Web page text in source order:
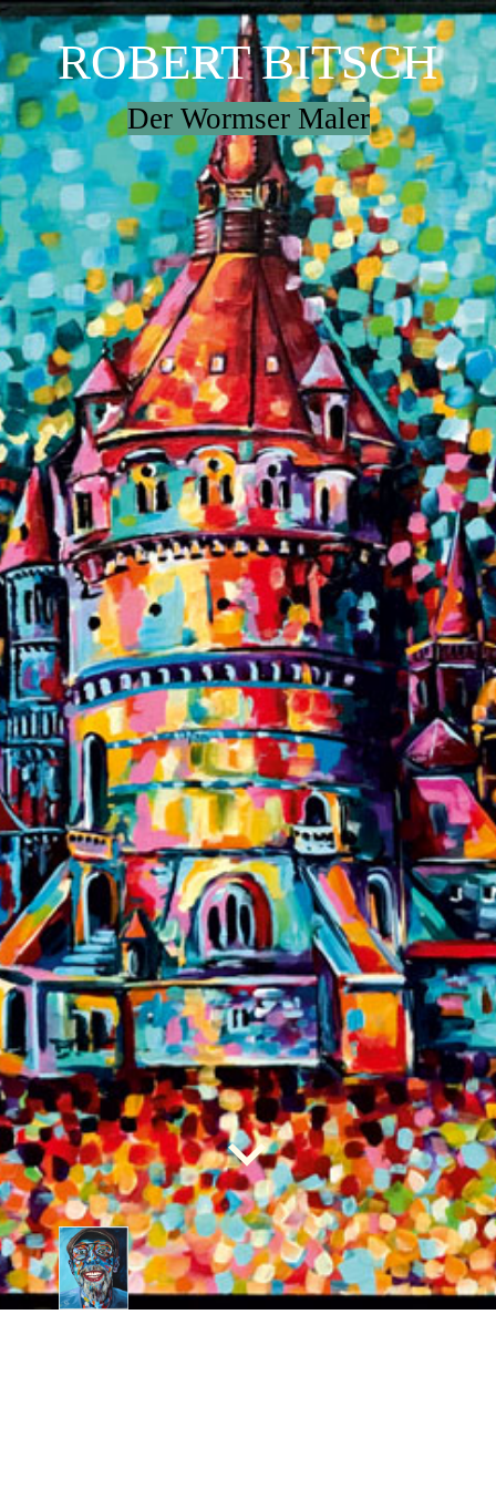
ROBERT BITSCH
Der Wormser Maler